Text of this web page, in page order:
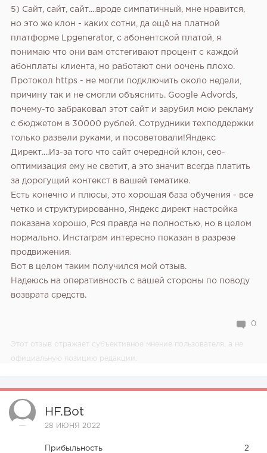
5) Сайт, сайт, сайт....вроде симпатичный, мне нравится,
но это же клон - каких сотни, да ещё на платной
платформе Lpgenerator, с абонентской платой, я
понимаю что они вам отстегивают процент с каждой
абонплаты клиента, но работают они оочень плохо.
Протокол https - не могли подключить около недели,
причину так и не смогли объяснить. Google Advords,
почему-то забраковал этот сайт и зарубил мою рекламу
с бюджетом в 30000 рублей. Сотрудники техподдержки
только развели руками, и посоветовали!Яндекс
Директ....Из-за того что сайт очередной клон, сео-
оптимизация ему не светит, а это значит всегда платить
за дорогущий контекст в вашей тематике.
Есть конечно и плюсы, это хорошая база обучения - все
четко и структурированно, Яндекс директ настройка
показана хорошо, Рся правда не полностью, но в целом
нормально. Инстаграм интересно показан в разрезе
продвижения.
Вот в целом таким получился мой отзыв.
Надеюсь на оперативность с вашей стороны по поводу
возврата средств.
0
Этот отзыв отражает субъективное мнение пользователя, а не
официальную позицию редакции.
HF.bot
28 ИЮНЯ 2022
Прибыльность 2